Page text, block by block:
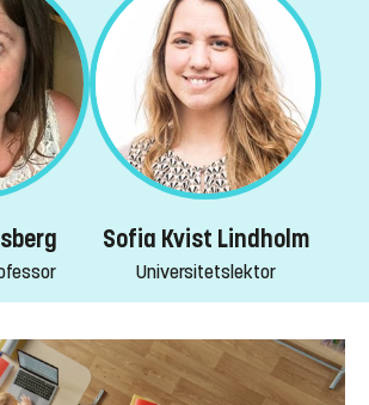
Sofia Kvist Lindholm
Universitetslektor